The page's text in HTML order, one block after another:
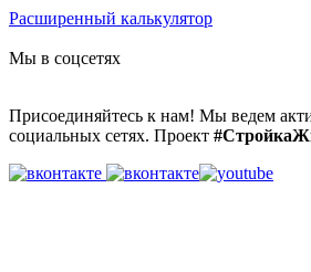
Расширенный калькулятор
Мы в соцсетях
Присоединяйтесь к нам! Мы ведем
социальных сетях. Проект